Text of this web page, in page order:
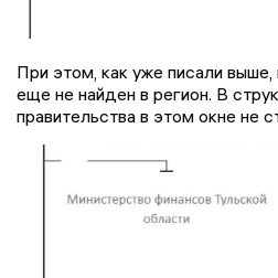
При этом, как уже писали
еще не найден в регион. В
правительства в этом окне не